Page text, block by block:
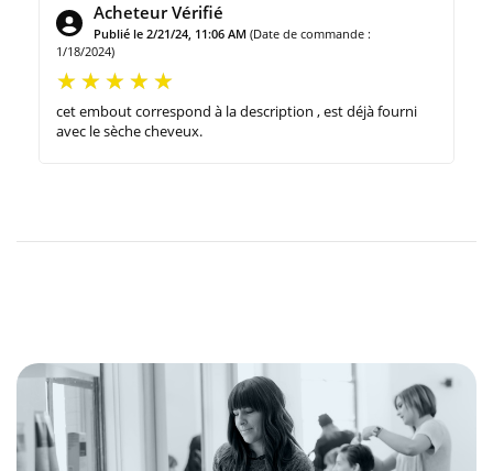
Acheteur Vérifié
Publié le 2/21/24, 11:06 AM (Date de commande :
1/18/2024)
cet embout correspond à la description , est déjà fourni
avec le sèche cheveux.